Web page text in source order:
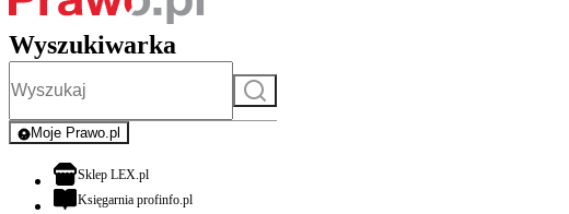
Wyszukiwarka
Szukaj
Moje Prawo.pl
- rejestracja i logowanie do serwisu
Sklep LEX.plotwiera się w nowej karcie
Księgarnia profinfo.plotwiera się w nowej karcie